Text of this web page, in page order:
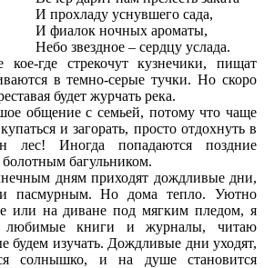
И прохладу уснувшего сада,
И фиалок ночных ароматы,
Небо звездное – сердцу услада.
кое-где стрекочут кузнечики, пищат
в темно-серые тучки. Но скоро
будет журчать река.
общение с семьей, потому что чаще
и загорать, просто отдохнуть в
лес! Иногда попадаются поздние
багульником.
дням приходят дождливые дни,
пасмурным. Но дома тепло. Уютно
или на диване под мягким пледом, я
книги и журналы, читаю
будем изучать. Дождливые дни уходят,
солнышко, и на душе становится